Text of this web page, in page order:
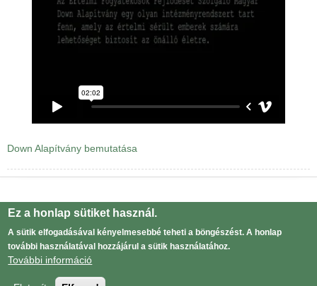
Down Alapítvány bemutatása
Drupal alapú webhely
Lábléc
menü
Adatvédelmi tájékoztató
User
Ez a honlap sütiket használ.
A sütik elfogadásával kényelmesebbé teheti a böngészést. A honlap
további használatával hozzájárul a sütik használatához.
További információ